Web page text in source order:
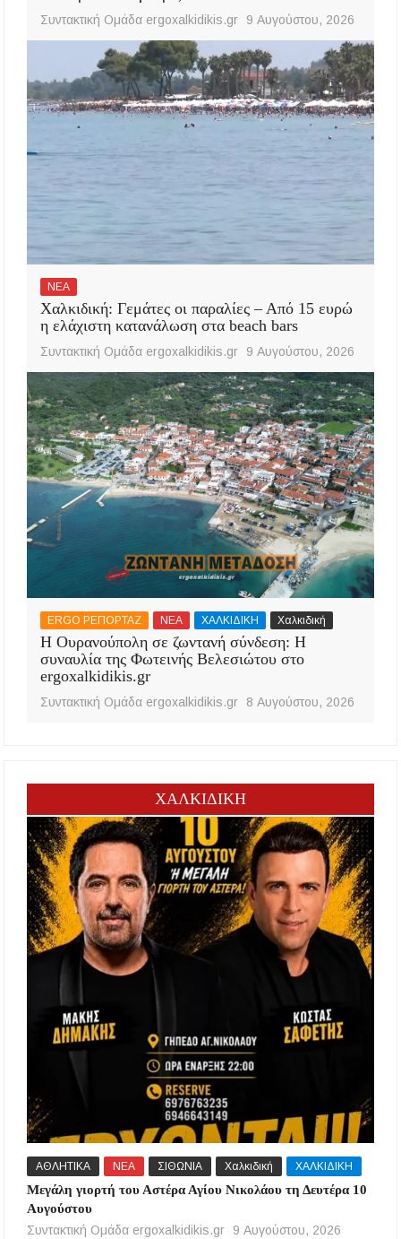
Συντακτική Ομάδα ergoxalkidikis.gr 9 Αυγούστου, 2026
ΝΕΑ
Χαλκιδική: Γεμάτες οι παραλίες – Από 15 ευρώ
η ελάχιστη κατανάλωση στα beach bars
Συντακτική Ομάδα ergoxalkidikis.gr 9 Αυγούστου, 2026
ERGO ΡΕΠΟΡΤΑΖ ΝΕΑ ΧΑΛΚΙΔΙΚΗ Χαλκιδική
Η Ουρανούπολη σε ζωντανή σύνδεση: Η
συναυλία της Φωτεινής Βελεσιώτου στο
ergoxalkidikis.gr
Συντακτική Ομάδα ergoxalkidikis.gr 8 Αυγούστου, 2026
ΧΑΛΚΙΔΙΚΗ
ΑΘΛΗΤΙΚΑ ΝΕΑ ΣΙΘΩΝΙΑ Χαλκιδική ΧΑΛΚΙΔΙΚΗ
Μεγάλη γιορτή του Αστέρα Αγίου Νικολάου τη Δευτέρα 10
Αυγούστου
Συντακτική Ομάδα ergoxalkidikis.gr
9 Αυγούστου, 2026